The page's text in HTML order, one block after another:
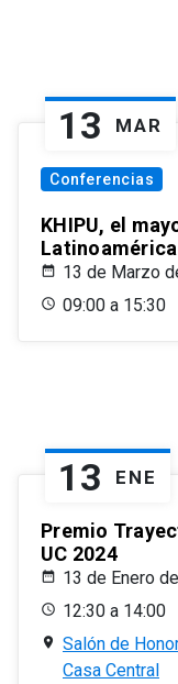
13 MAR
Conferencias
KHIPU, el
Latinoamérica
13 de Marzo
09:00 a 15:30
13 ENE
Premio
UC 2024
13 de Enero
12:30 a 14:00
Salón de
Casa Central